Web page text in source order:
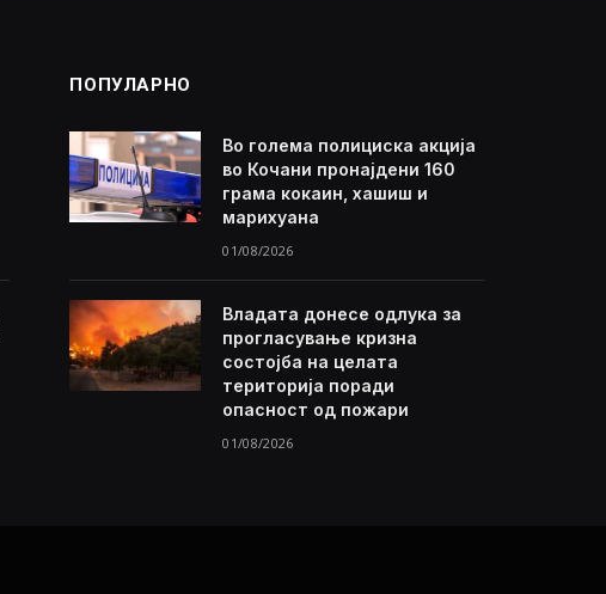
ПОПУЛАРНО
Во голема полициска акција
во Кочани пронајдени 160
грама кокаин, хашиш и
марихуана
01/08/2026
Владата донесе одлука за
прогласување кризна
состојба на целата
територија поради
опасност од пожари
01/08/2026